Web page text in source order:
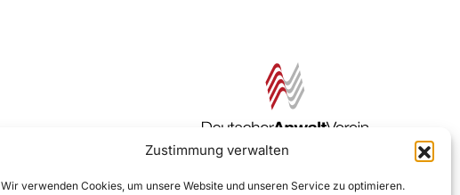
Zustimmung verwalten
Wir verwenden Cookies, um unsere Website und unseren Service zu optimieren.
Zur DAV Webseite